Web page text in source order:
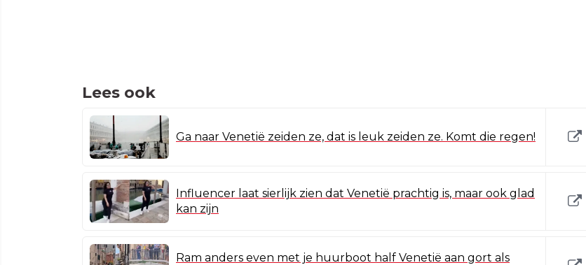
Lees ook
Ga naar Venetië zeiden ze, dat is leuk zeiden ze. Komt die regen!
Influencer laat sierlijk zien dat Venetië prachtig is, maar ook glad
kan zijn
Ram anders even met je huurboot half Venetië aan gort als